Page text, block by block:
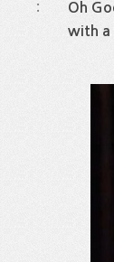
:
Oh
with a